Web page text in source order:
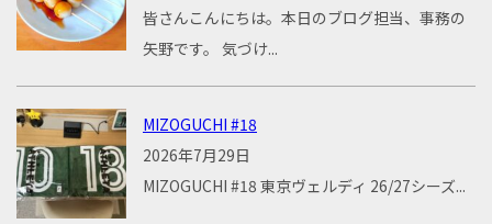
皆さんこんにちは。本日のブログ担当、事務の
矢野です。 気づけ...
MIZOGUCHI #18
2026年7月29日
MIZOGUCHI #18 東京ヴェルディ 26/27シーズ...